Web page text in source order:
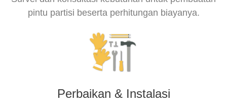
pintu partisi beserta perhitungan biayanya.
Perbaikan & Instalasi